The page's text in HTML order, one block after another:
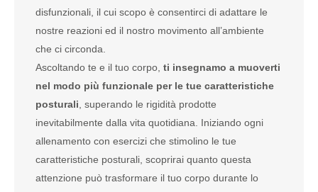
disfunzionali, il cui scopo è consentirci di adattare le
nostre reazioni ed il nostro movimento all’ambiente
che ci circonda.
Ascoltando te e il tuo corpo, ti insegnamo a muoverti
nel modo più funzionale per le tue caratteristiche
posturali , superando le rigidità prodotte
inevitabilmente dalla vita quotidiana. Iniziando ogni
allenamento con esercizi che stimolino le tue
caratteristiche posturali, scoprirai quanto questa
attenzione può trasformare il tuo corpo durante lo